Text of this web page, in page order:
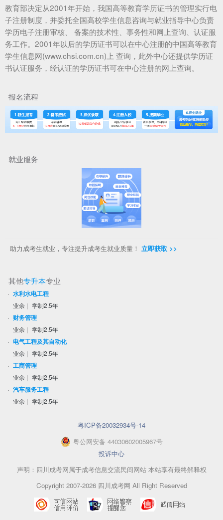
教育部决定从2001年开始，我国高等教育学历证书的管理实行电
子注册制度，并委托全国高校学生信息咨询与就业指导中心负责
学历电子注册审核、 备案的技术性、事务性和网上查询、认证服
务工作。2001年以后的学历证书可以在中心注册的中国高等教育
学生信息网(www.chsi.com.cn)上 查询，此外中心还提供学历证
书认证服务，经认证的学历证书可在中心注册的网上查询。
报名流程
就业服务
助力成考生就业，专注提升成考生就业质量！ 立即获取 >>
其他专升本专业
· 水利水电工程
业余 | 学制2.5年
· 财务管理
业余 | 学制2.5年
· 电气工程及其自动化
业余 | 学制2.5年
· 工商管理
业余 | 学制2.5年
· 汽车服务工程
业余 | 学制2.5年
粤ICP备20032934号-14
粤公网安备 44030602005967号
投诉中心
声明：四川成考网属于成考信息交流民间网站 本站享有最终解释权
Copyright 2007-2026 四川成考网 All Right Reserved